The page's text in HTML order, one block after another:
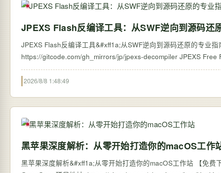
JPEXS Flash反编译工具：从SWF逆向到源码还
JPEXS Flash反编译工具&#xff1a;从SWF逆向到源码还原的专业指南
https://gitcode.com/
2026/8/8 1:48:49
黑苹果深度解析：从零开始打造你的macOS工作
黑苹果深度解析&#xff1a;从零开始打造你的macOS工作站 【免